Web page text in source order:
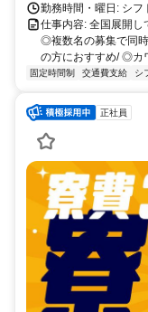
15分 JR東海道本線
勤務時間・曜日: シ
仕事内容: 全国展開し
◎複数名の募集で同
の方におすすめ/ ◎カ
固定時間制 交通費支給 シ
正社員